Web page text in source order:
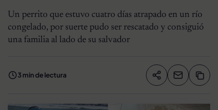
Un perrito que estuvo cuatro días atrapado en un río
congelado, por suerte pudo ser rescatado y consiguió
una familia al lado de su salvador
3 min de lectura Compartir